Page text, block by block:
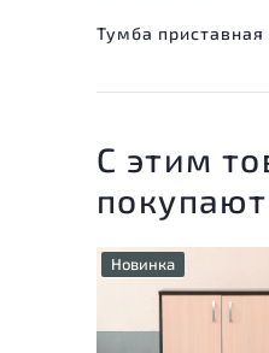
Тумба
С этим
покупают
Новинка
У товара
незначительные следы
эксплуатации, не